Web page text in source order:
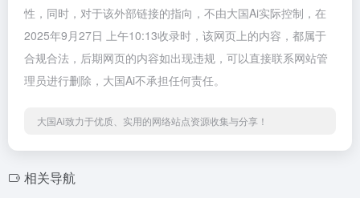
性，同时，对于该外部链接的指向，不由大国Ai实际控制，在
2025年9月27日 上午10:13收录时，该网页上的内容，都属于
合规合法，后期网页的内容如出现违规，可以直接联系网站管
理员进行删除，大国Ai不承担任何责任。
大国Ai致力于优质、实用的网络站点资源收集与分享！
相关导航